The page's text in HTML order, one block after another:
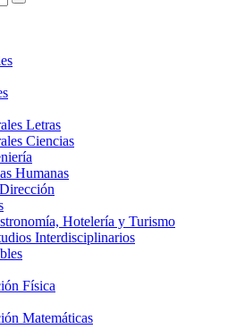
Letras
Ciencias
Humanas
Hotelería y Turismo
Interdisciplinarios
Física
Matemáticas